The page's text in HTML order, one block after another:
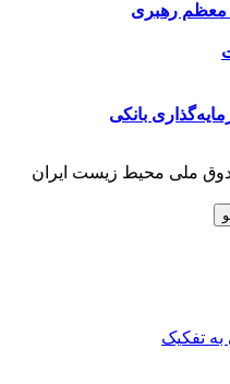
معظم رهبری
بانکی
ملی محیط زیست ایران
به تفکیک